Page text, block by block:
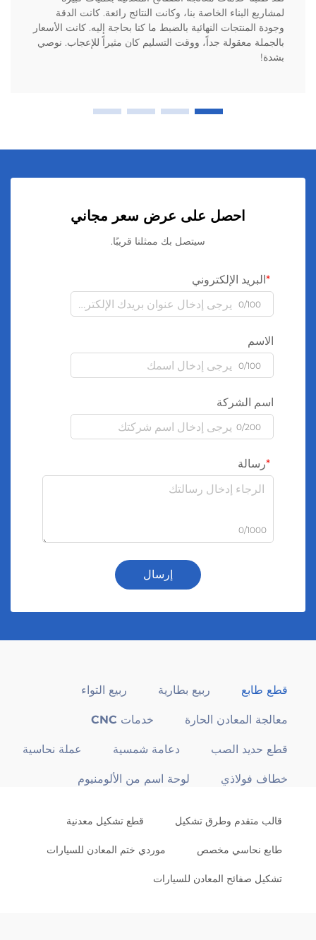
لمشاريع البناء الخاصة بنا، وكانت النتائج رائعة. كانت الدقة
وجودة المنتجات النهائية بالضبط ما كنا بحاجة إليه. كانت الأسعار
بالجملة معقولة جداً، ووقت التسليم كان مثيراً للإعجاب. نوصي
بشدة!
احصل على عرض سعر مجاني
سيتصل بك ممثلنا قريبًا.
البريد الإلكتروني
0/100
الاسم
0/100
اسم الشركة
0/200
رسالة
0/1000
إرسال
قطع طابع ربيع بطارية ربيع التواء
معالجة المعادن الحارة خدمات CNC
قطع حديد الصب دعامة شمسية عملة نحاسية
خطاف فولاذي لوحة اسم من الألومنيوم
قالب متقدم وطرق تشكيل قطع تشكيل معدنية
طابع نحاسي مخصص موردي ختم المعادن للسيارات
تشكيل صفائح المعادن للسيارات